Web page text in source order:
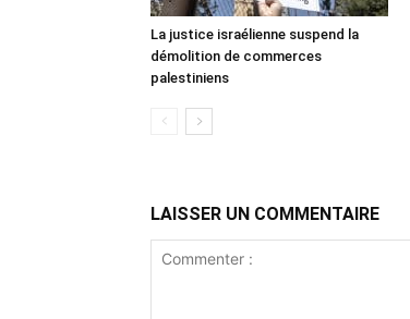
La justice israélienne suspend la
démolition de commerces
palestiniens
LAISSER UN COMMENTAIRE